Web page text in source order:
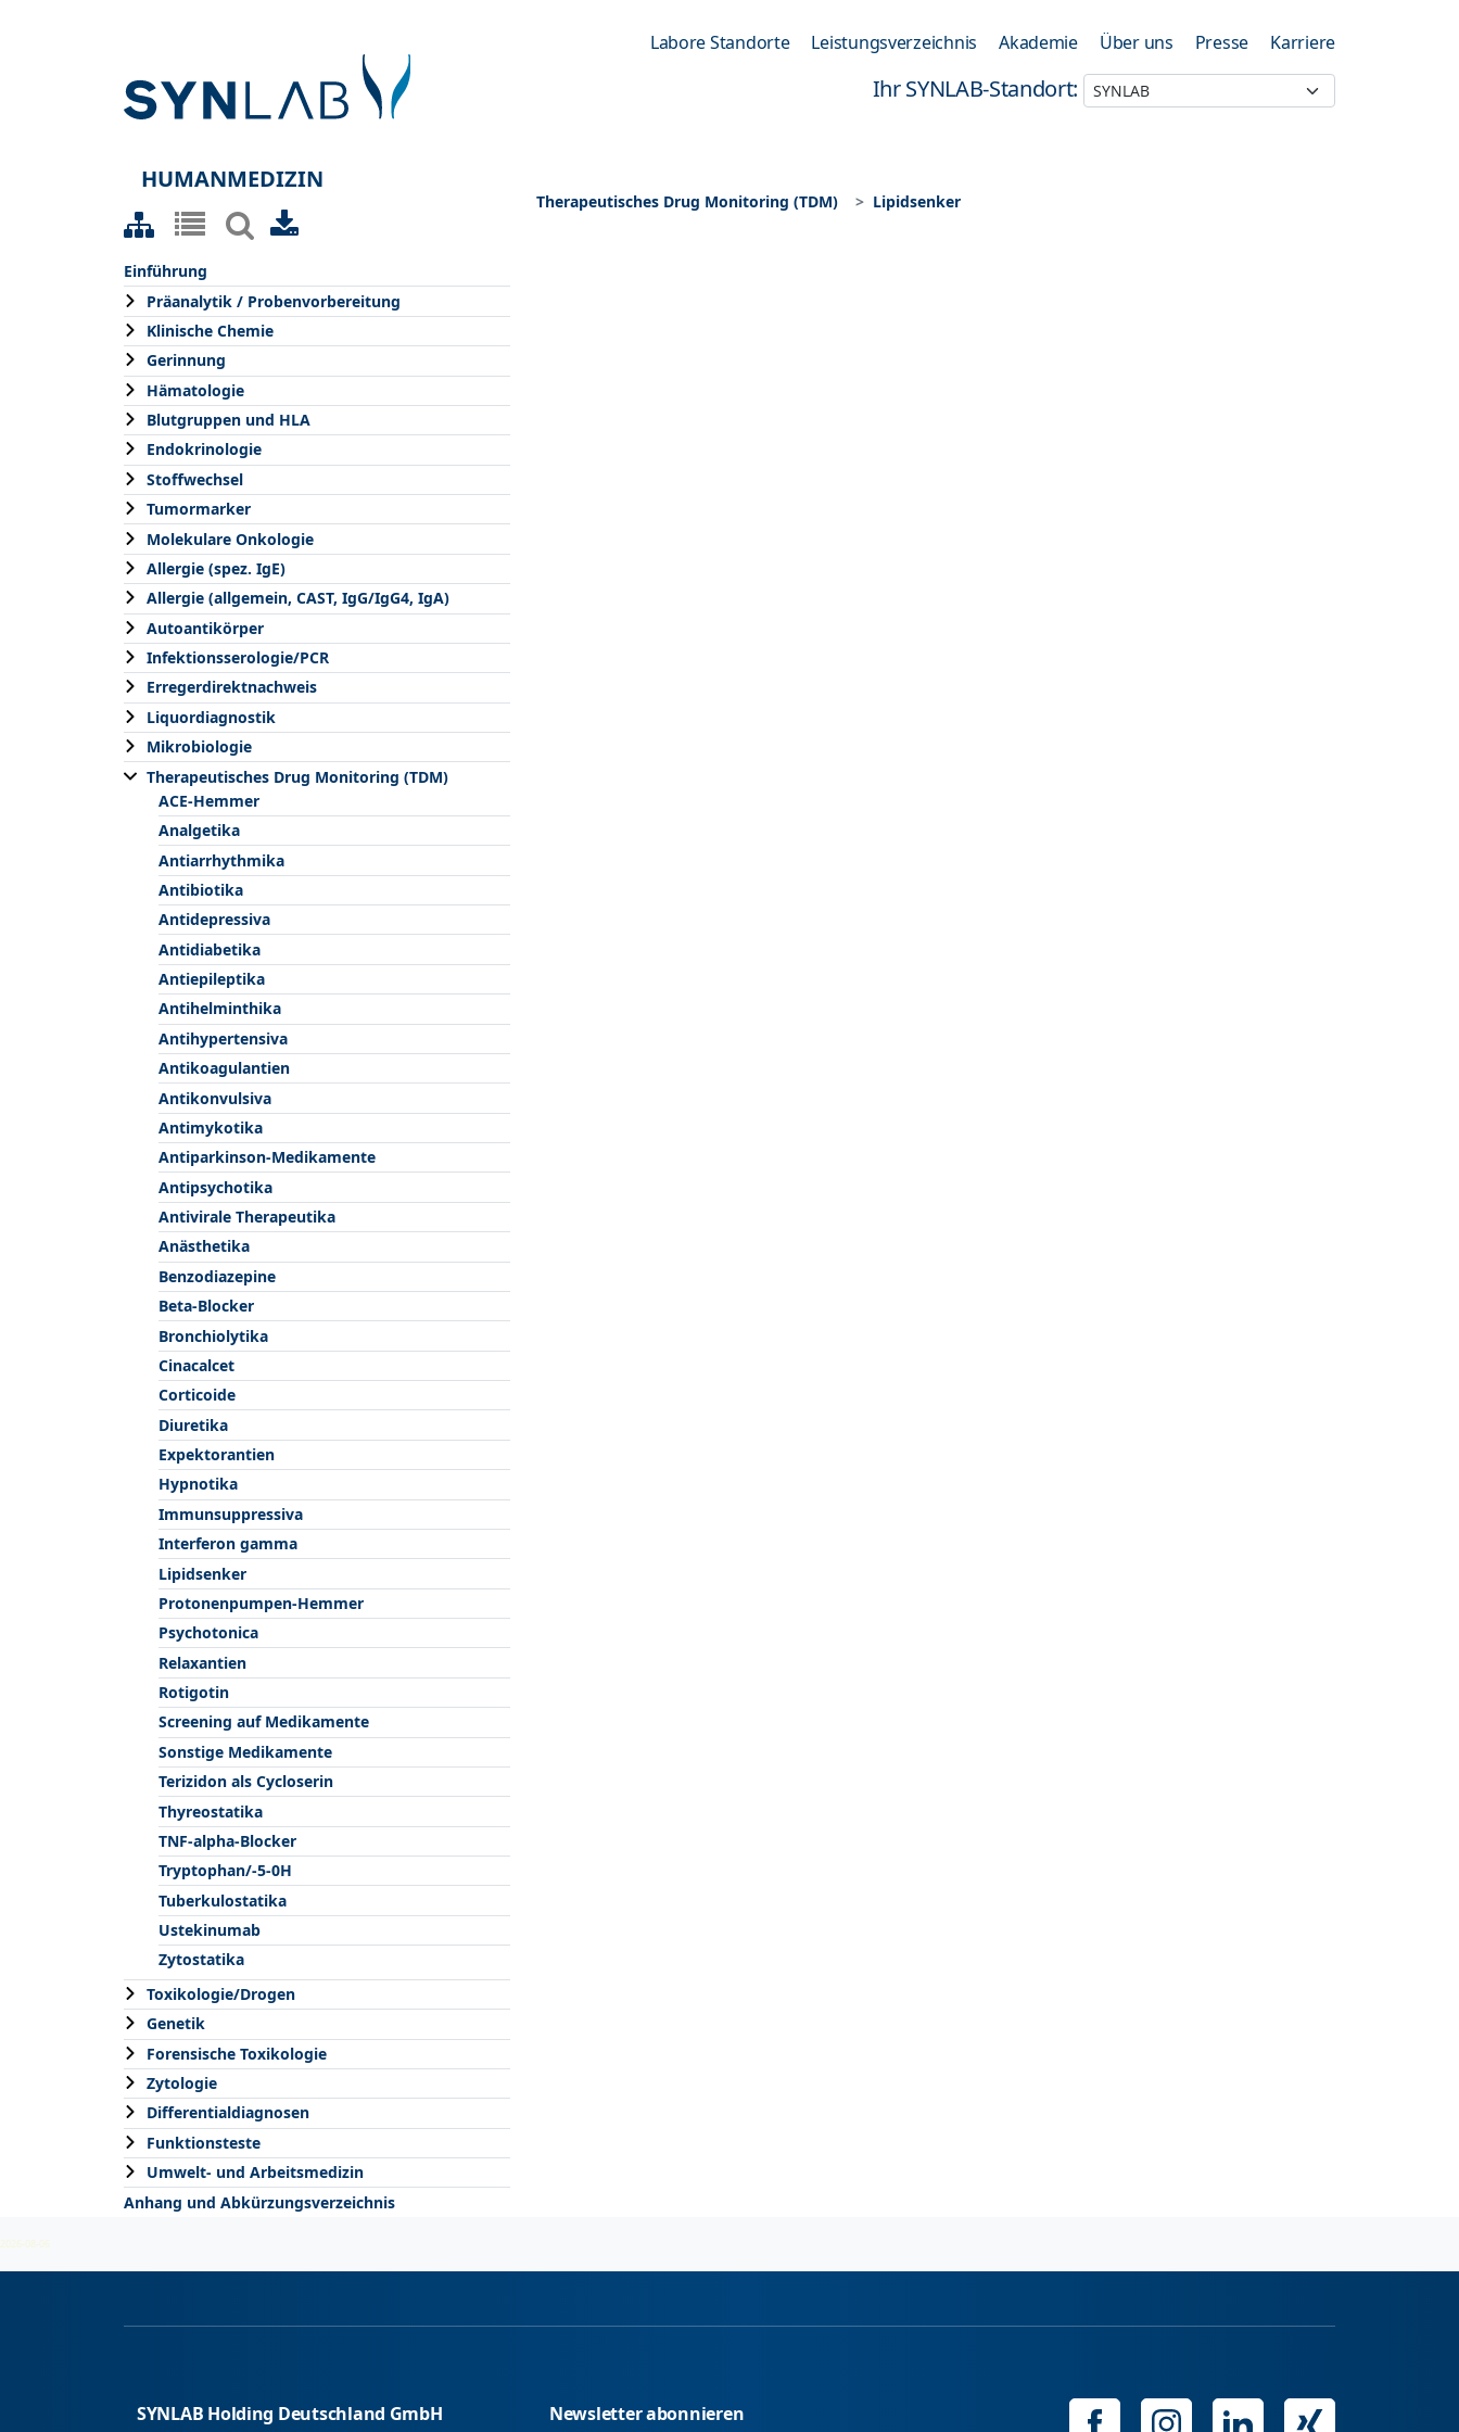
Labore Standorte Leistungsverzeichnis Akademie Über uns Presse Karriere
Ihr SYNLAB-Standort:
HUMANMEDIZIN
Einführung
Präanalytik / Probenvorbereitung
Klinische Chemie
Gerinnung
Hämatologie
Blutgruppen und HLA
Endokrinologie
Stoffwechsel
Tumormarker
Molekulare Onkologie
Allergie (spez. IgE)
Allergie (allgemein, CAST, IgG/IgG4, IgA)
Autoantikörper
Infektionsserologie/PCR
Erregerdirektnachweis
Liquordiagnostik
Mikrobiologie
Therapeutisches Drug Monitoring (TDM)
ACE-Hemmer
Analgetika
Antiarrhythmika
Antibiotika
Antidepressiva
Antidiabetika
Antiepileptika
Antihelminthika
Antihypertensiva
Antikoagulantien
Antikonvulsiva
Antimykotika
Antiparkinson-Medikamente
Antipsychotika
Antivirale Therapeutika
Anästhetika
Benzodiazepine
Beta-Blocker
Bronchiolytika
Cinacalcet
Corticoide
Diuretika
Expektorantien
Hypnotika
Immunsuppressiva
Interferon gamma
Lipidsenker
Protonenpumpen-Hemmer
Psychotonica
Relaxantien
Rotigotin
Screening auf Medikamente
Sonstige Medikamente
Terizidon als Cycloserin
Thyreostatika
TNF-alpha-Blocker
Tryptophan/-5-0H
Tuberkulostatika
Ustekinumab
Zytostatika
Toxikologie/Drogen
Genetik
Forensische Toxikologie
Zytologie
Differentialdiagnosen
Funktionsteste
Umwelt- und Arbeitsmedizin
Anhang und Abkürzungsverzeichnis
Therapeutisches Drug Monitoring (TDM) Lipidsenker
2026-08-06
SYNLAB Holding Deutschland GmbH Newsletter abonnieren